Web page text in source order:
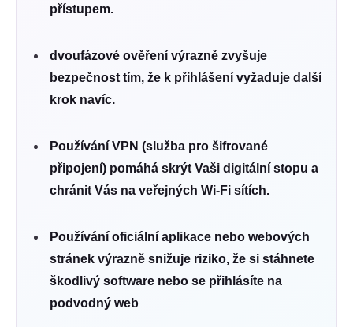
přístupem.
dvoufázové ověření výrazně zvyšuje
bezpečnost tím, že k přihlášení vyžaduje další
krok navíc.
Používání VPN (služba pro šifrované
připojení) pomáhá skrýt Vaši digitální stopu a
chránit Vás na veřejných Wi-Fi sítích.
Používání oficiální aplikace nebo webových
stránek výrazně snižuje riziko, že si stáhnete
škodlivý software nebo se přihlásíte na
podvodný web